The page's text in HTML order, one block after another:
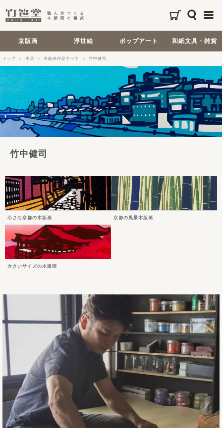
京版画 浮世絵 ポップアート 和紙文具・雑貨
トップ 作品 木版画作品すべて 竹中健司
竹中健司
小さな京都の木版画 京都の風景木版画
大きいサイズの木版画